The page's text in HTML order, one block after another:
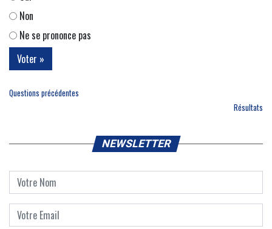
Non
Ne se prononce pas
Questions précédentes
Résultats
NEWSLETTER